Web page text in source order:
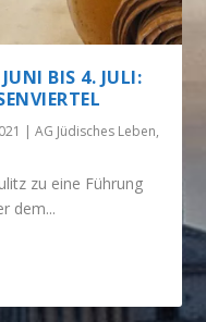
BIS 4. JULI:
|AG Jüdisches Leben,
zu eine Führung
dem...